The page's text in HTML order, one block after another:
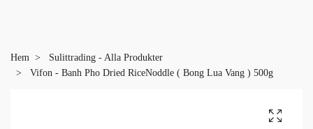
Hem
Sulittrading - Alla Produkter
Vifon - Banh Pho Dried RiceNoddle ( Bong Lua Vang ) 500g